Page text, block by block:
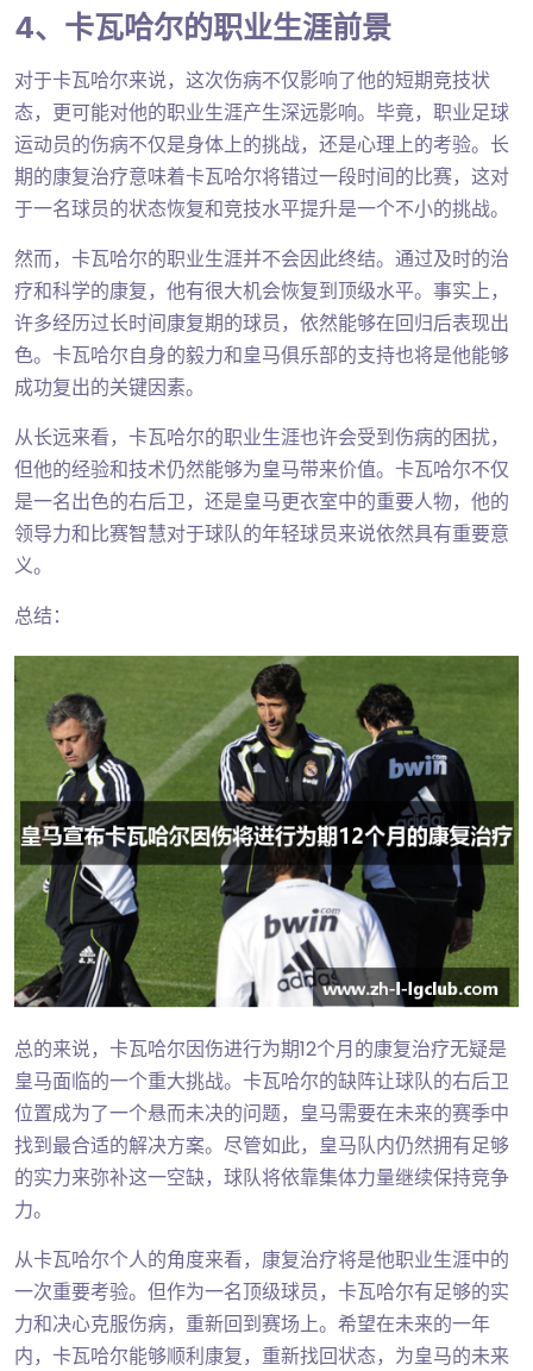
4、卡瓦哈尔的职业生涯前景
对于卡瓦哈尔来说，这次伤病不仅影响了他的短期竞技状
态，更可能对他的职业生涯产生深远影响。毕竟，职业足球
运动员的伤病不仅是身体上的挑战，还是心理上的考验。长
期的康复治疗意味着卡瓦哈尔将错过一段时间的比赛，这对
于一名球员的状态恢复和竞技水平提升是一个不小的挑战。
然而，卡瓦哈尔的职业生涯并不会因此终结。通过及时的治
疗和科学的康复，他有很大机会恢复到顶级水平。事实上，
许多经历过长时间康复期的球员，依然能够在回归后表现出
色。卡瓦哈尔自身的毅力和皇马俱乐部的支持也将是他能够
成功复出的关键因素。
从长远来看，卡瓦哈尔的职业生涯也许会受到伤病的困扰，
但他的经验和技术仍然能够为皇马带来价值。卡瓦哈尔不仅
是一名出色的右后卫，还是皇马更衣室中的重要人物，他的
领导力和比赛智慧对于球队的年轻球员来说依然具有重要意
义。
总结：
总的来说，卡瓦哈尔因伤进行为期12个月的康复治疗无疑是
皇马面临的一个重大挑战。卡瓦哈尔的缺阵让球队的右后卫
位置成为了一个悬而未决的问题，皇马需要在未来的赛季中
找到最合适的解决方案。尽管如此，皇马队内仍然拥有足够
的实力来弥补这一空缺，球队将依靠集体力量继续保持竞争
力。
从卡瓦哈尔个人的角度来看，康复治疗将是他职业生涯中的
一次重要考验。但作为一名顶级球员，卡瓦哈尔有足够的实
力和决心克服伤病，重新回到赛场上。希望在未来的一年
内，卡瓦哈尔能够顺利康复，重新找回状态，为皇马的未来